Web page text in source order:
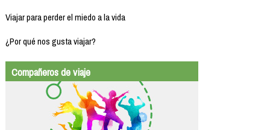
Viajar para perder el miedo a la vida
¿Por qué nos gusta viajar?
Compañeros de viaje